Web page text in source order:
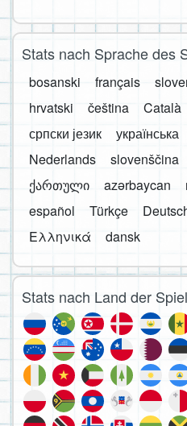
Stats nach Sprache des
bosanski français
hrvatski
čeština Català
српски језик
українська
Nederlands
slovenščina
ქართული
azərbaycan
español
Türkçe
Ελληνικά
dansk
Stats nach Land der